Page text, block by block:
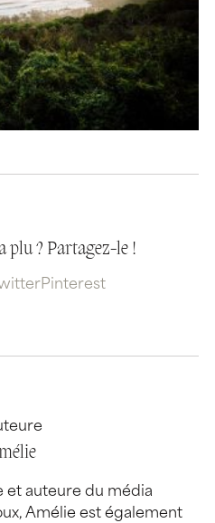
plu ? Partagez-le !
Pinterest
et auteure du média
Amélie est également